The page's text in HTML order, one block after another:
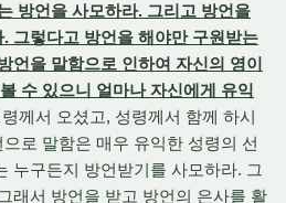
방언을 사모하라. 그리고 방언을
그렇다고 방언을 해야만 구원받는
언을 말함으로 인하여 자신의 영이
수 있으니 얼마나 자신에게 유익
께서 오셨고, 성령께서 함께 하시
로 말함은 매우 유익한 성령의 선
누구든지 방언받기를 사모하라. 그
래서 방언을 받고 방언의 은사를 활